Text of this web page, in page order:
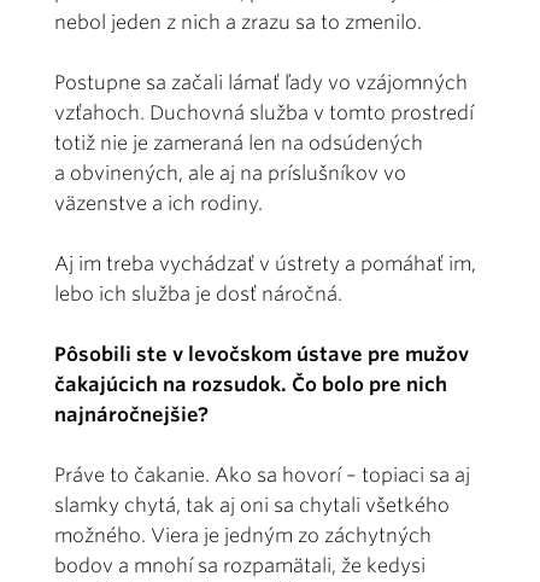
nebol jeden z nich a zrazu sa to zmenilo.
Postupne sa začali lámať ľady vo vzájomných
vzťahoch. Duchovná služba v tomto prostredí
totiž nie je zameraná len na odsúdených
a obvinených, ale aj na príslušníkov vo
väzenstve a ich rodiny.
Aj im treba vychádzať v ústrety a pomáhať im,
lebo ich služba je dosť náročná.
Pôsobili ste v levočskom ústave pre mužov
čakajúcich na rozsudok. Čo bolo pre nich
najnáročnejšie?
Práve to čakanie. Ako sa hovorí – topiaci sa aj
slamky chytá, tak aj oni sa chytali všetkého
možného. Viera je jedným zo záchytných
bodov a mnohí sa rozpamätali, že kedysi